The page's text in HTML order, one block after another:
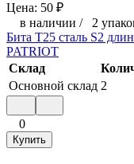
Цена: 50 ₽
в наличии / 2
Бита T25 сталь S2
PATRIOT
Склад
Основной склад 2
0
Купить